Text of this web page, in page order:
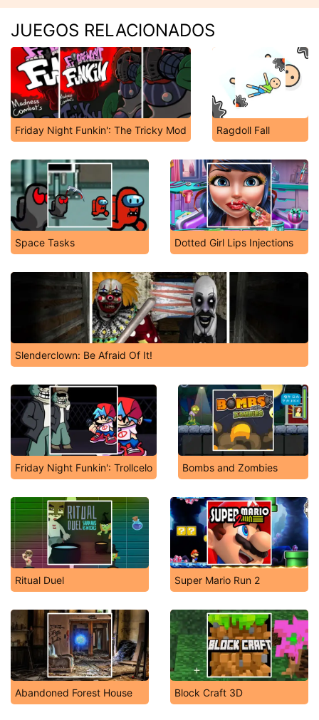
JUEGOS RELACIONADOS
Friday Night Funkin': The Tricky Mod Ragdoll Fall
Space Tasks Dotted Girl Lips Injections
Slenderclown: Be Afraid Of It!
Friday Night Funkin': Trollcelo Bombs and Zombies
Ritual Duel Super Mario Run 2
Abandoned Forest House Block Craft 3D